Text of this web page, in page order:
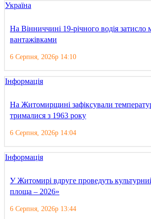
Україна
На Вінниччині 19-річного водія затисло
вантажівками
6 Серпня, 2026р 14:10
Інформація
На Житомирщині зафіксували
трималися з 1963 року
6 Серпня, 2026р 14:04
Інформація
У Житомирі вдруге проведуть
площа – 2026»
6 Серпня, 2026р 13:44